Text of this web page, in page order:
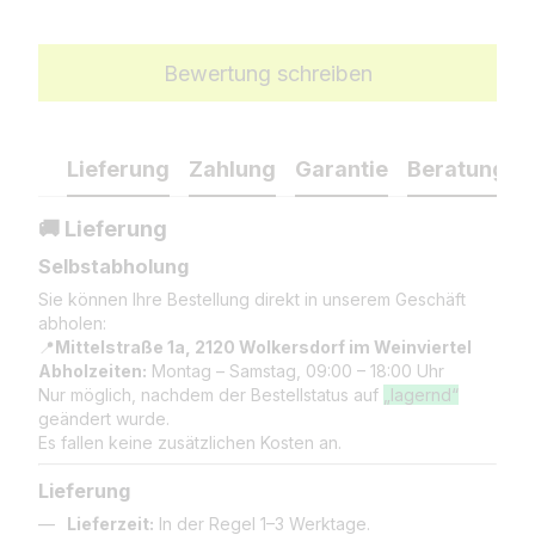
Bewertung schreiben
Lieferung Zahlung Garantie Beratung
🚚 Lieferung
Selbstabholung
Sie können Ihre Bestellung direkt in unserem Geschäft
abholen:
📍Mittelstraße 1a, 2120 Wolkersdorf im Weinviertel
Abholzeiten: Montag – Samstag, 09:00 – 18:00 Uhr
Nur möglich, nachdem der Bestellstatus auf
„lagernd“
geändert wurde.
Es fallen keine zusätzlichen Kosten an.
Lieferung
Lieferzeit: In der Regel 1–3 Werktage.